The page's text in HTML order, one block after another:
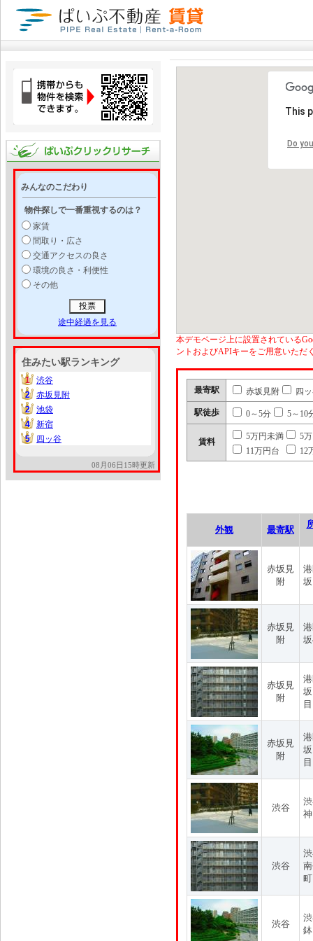
みんなのこだわり
物件探しで一番重視するのは？
家賃
間取り・広さ
交通アクセスの良さ
環境の良さ・利便性
その他
途中経過を見る
住みたい駅ランキング
1
1
渋谷
2
2
赤坂見附
2
2
池袋
4
4
新宿
5
5 四ッ谷
08月06日15時更新
This
Do
本デモページ上に設置されている
ントおよびAPIキーをご用意いただ
最寄駅 赤坂見附 四
駅徒歩 0～5分 5～10
賃料
5万円未満
5
11万円台
12
外観 最寄駅
赤坂見
附
赤坂見
附
赤坂見
附
目
赤坂見
附
目
渋谷
渋谷
渋谷